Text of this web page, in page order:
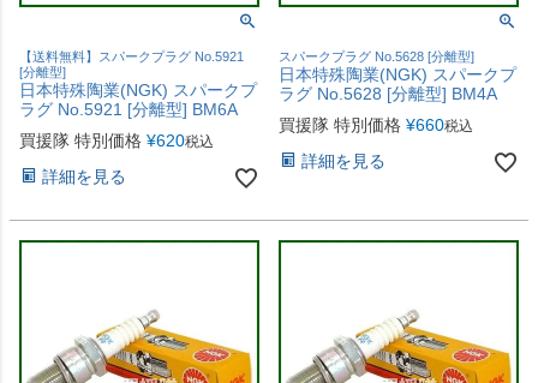
【送料無料】スパークプラグ No.5921
[分離型]
日本特殊陶業(NGK) スパークプ
ラグ No.5921 [分離型] BM6A
買援隊 特別価格 ¥620税込
詳細を見る
スパークプラグ No.5628 [分離型]
日本特殊陶業(NGK) スパークプ
ラグ No.5628 [分離型] BM4A
買援隊 特別価格 ¥660税込
詳細を見る